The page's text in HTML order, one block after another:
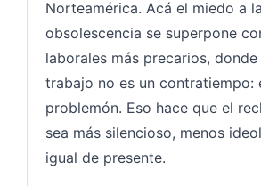
Norteamérica. Acá el miedo a la
obsolescencia se superpone
laborales más precarios,
trabajo no es un contratiempo:
problemón. Eso hace que el
sea más silencioso, menos
igual de presente.